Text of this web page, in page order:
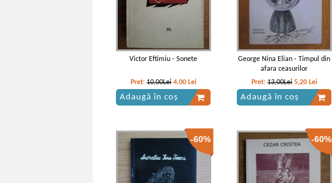
Victor Eftimiu - Sonete
Pret: 10,00Lei 4,00 Lei
Adaugă în coș
George Nina Elian - Timpul din
afara ceasurilor
Pret:13,00Lei 5,20 Lei
Adaugă în coș
-60% -60%